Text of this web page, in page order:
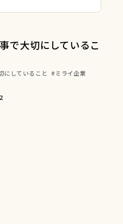
で大切にしているこ
にしていること
ミライ企業